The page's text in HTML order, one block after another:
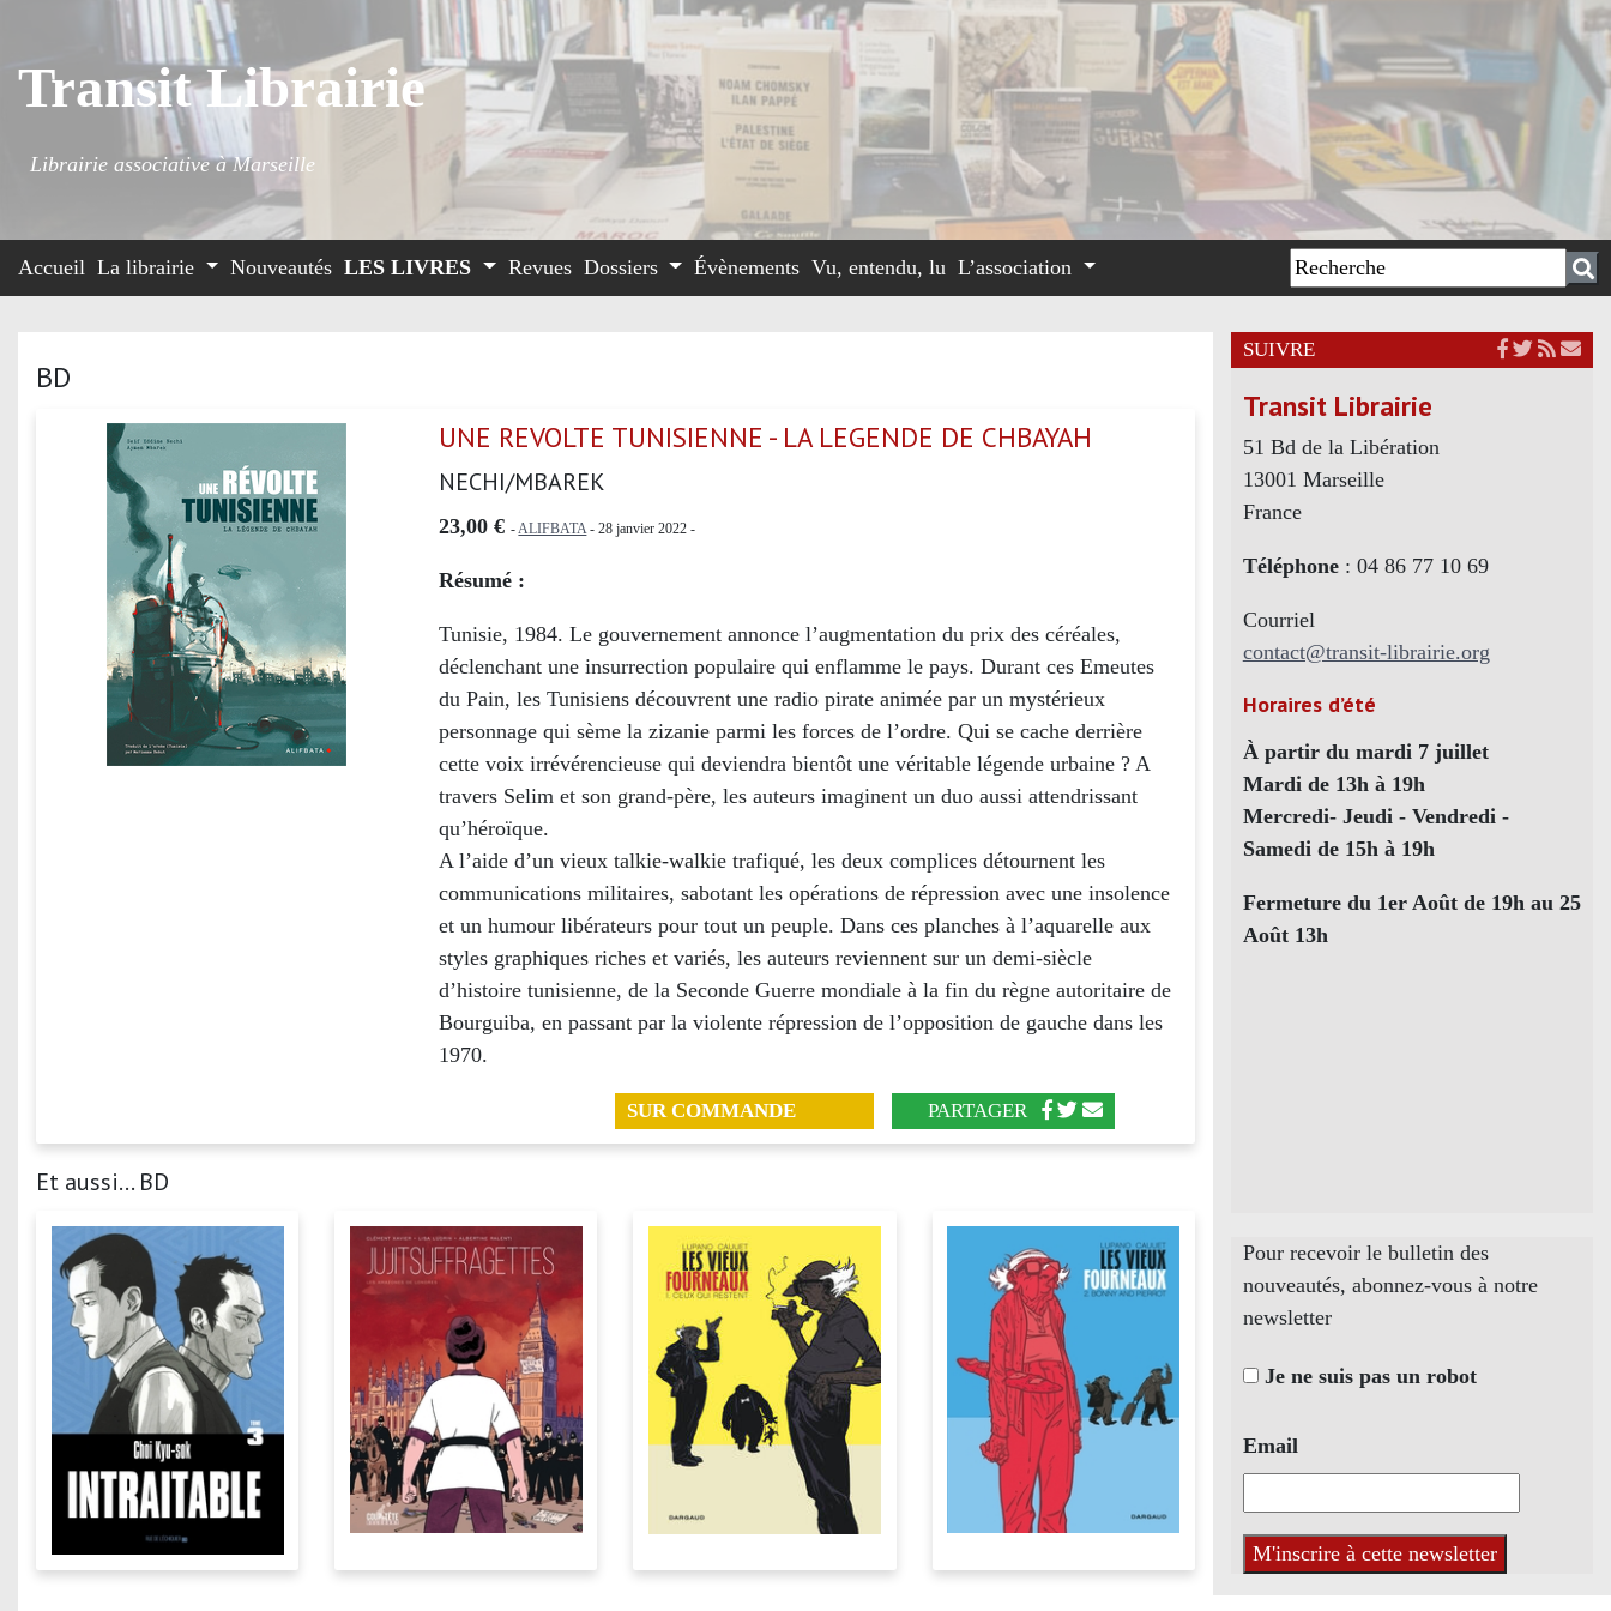
Transit Librairie
Librairie associative à Marseille
Accueil La librairie Nouveautés LES LIVRES Revues Dossiers Évènements Vu, entendu, lu L’association
BD
UNE REVOLTE TUNISIENNE - LA LEGENDE DE CHBAYAH
NECHI/MBAREK
23,00 € - ALIFBATA - 28 janvier 2022 -
Résumé :
Tunisie, 1984. Le gouvernement annonce l’augmentation du prix des céréales,
déclenchant une insurrection populaire qui enflamme le pays. Durant ces Emeutes
du Pain, les Tunisiens découvrent une radio pirate animée par un mystérieux
personnage qui sème la zizanie parmi les forces de l’ordre. Qui se cache derrière
cette voix irrévérencieuse qui deviendra bientôt une véritable légende urbaine ? A
travers Selim et son grand-père, les auteurs imaginent un duo aussi attendrissant
qu’héroïque.
A l’aide d’un vieux talkie-walkie trafiqué, les deux complices détournent les
communications militaires, sabotant les opérations de répression avec une insolence
et un humour libérateurs pour tout un peuple. Dans ces planches à l’aquarelle aux
styles graphiques riches et variés, les auteurs reviennent sur un demi-siècle
d’histoire tunisienne, de la Seconde Guerre mondiale à la fin du règne autoritaire de
Bourguiba, en passant par la violente répression de l’opposition de gauche dans les
1970.
SUR COMMANDE PARTAGER
Et aussi... BD
SUIVRE
Transit Librairie
51 Bd de la Libération
13001 Marseille
France
Téléphone: 04 86 77 10 69
Courriel
contact@transit-librairie.org
Horaires d’été
À partir du mardi 7 juillet
Mardi de 13h à 19h
Mercredi- Jeudi - Vendredi -
Samedi de 15h à 19h
Fermeture du 1er Août de 19h au 25
Août 13h
Pour recevoir le bulletin des
nouveautés, abonnez-vous à notre
newsletter
Je ne suis pas un robot
Email